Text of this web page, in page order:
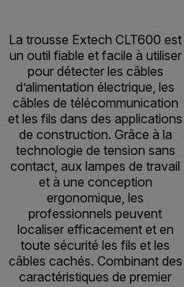
La trousse Extech CLT600 est
un outil fiable et facile à utiliser
pour détecter les câbles
d’alimentation électrique, les
câbles de télécommunication
et les fils dans des applications
de construction. Grâce à la
technologie de tension sans
contact, aux lampes de travail
et à une conception
ergonomique, les
professionnels peuvent
localiser efficacement et en
toute sécurité les fils et les
câbles cachés. Combinant des
caractéristiques de premier